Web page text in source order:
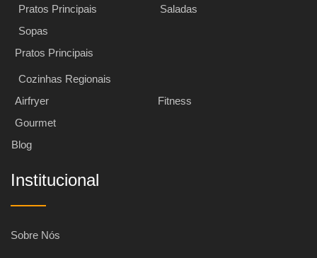
Pratos Principais
Saladas
Sopas
Pratos Principais
Cozinhas Regionais
Airfryer
Fitness
Gourmet
Blog
Institucional
Sobre Nós